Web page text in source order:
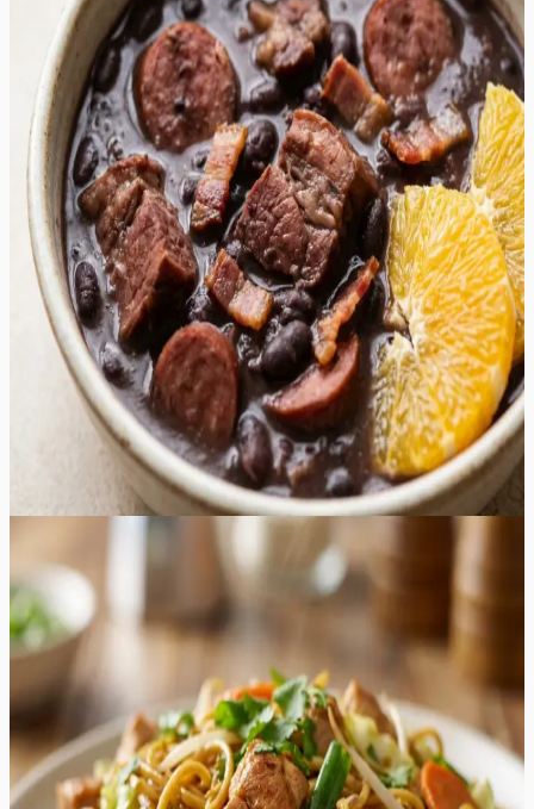
See tummine ja sügavate maitsetega lihapada on tõeline
mugavustoit, mis pakub rikkaliku ja rahuldustpakkuva
maitseelamuse igale lihasõbrale. Roa süda on aeglaselt
hautatud mustad oad, mis imevad endasse suitsuse
peekoni, vürtsika vorsti ja pehme sealiha mahlad,
tekitades sametise ja paksu kastme. Iga suutäis on täis
erinevaid tekstuure – alates muredaks keenud seapraest
kuni krõmpsuvate peekonitükkideni. Suitsused alatoonid
segunevad küüslaugu ja sibula magususega, luues
umami-rikka terviku, mis soojendab hinge ka kõige
külmemal talveõhtul. Serveerimisel lisatavad värsked
apelsiniviilud toovad esile vajaliku happesuse ja
tsitruselise värskuse, mis tasakaalustab ideaalselt liha
rammusust. See on suurepärane valik suuremateks
koosviibimisteks, kus soovitakse pakkuda midagi toitvat,
erilist ja meeldejäävat. Roa aroom, mis täidab köögi pika
hautamisprotsessi vältel, kutsub külalised juba varakult
lauda ootama.
Kana Chow Mein
Kana Chow Mein on Hiina köögi klassika, mis pakub
sügavaid umami maitseid, krõmpsuvaid köögivilju ja
täiuslikult praetud nuudleid. See retsept on loodud
pakkuma autentset "takeout" kogemust otse teie
koduköögis, kuid märksa tervislikumal ja värskemal
moel. Roog on eriline tänu oma tasakaalustatud
kastmele, mis ühendab austrikastme soolaka sügavuse,
sojakastme umami, seesamiõli pähklise aroomi ja suhkru